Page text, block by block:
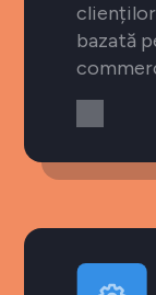
bazată